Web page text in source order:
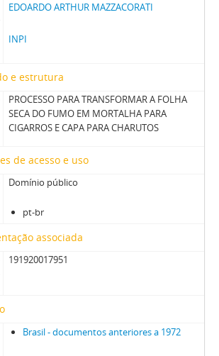
EDOARDO ARTHUR MAZZACORATI
INPI
e estrutura
PROCESSO PARA TRANSFORMAR A FOLHA
SECA DO FUMO EM MORTALHA PARA
CIGARROS E CAPA PARA CHARUTOS
de acesso e uso
Domínio público
pt-br
associada
191920017951
Brasil - documentos anteriores a 1972